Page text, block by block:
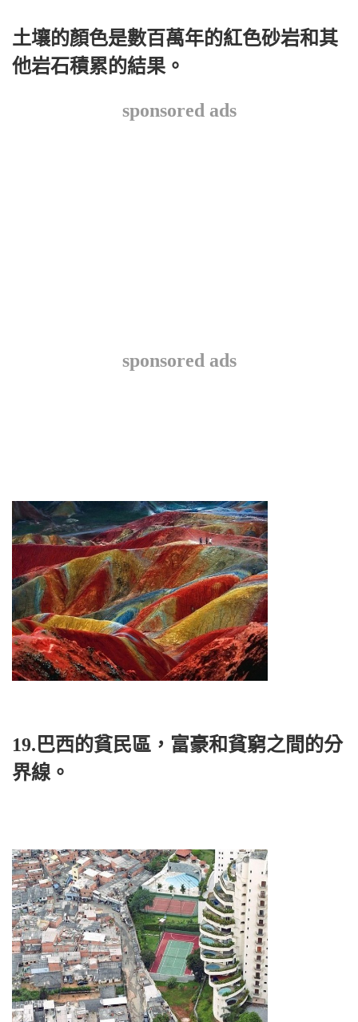
土壤的顏色是數百萬年的紅色砂岩和其
他岩石積累的結果。
sponsored ads
sponsored ads
19.巴西的貧民區，富豪和貧窮之間的分
界線。